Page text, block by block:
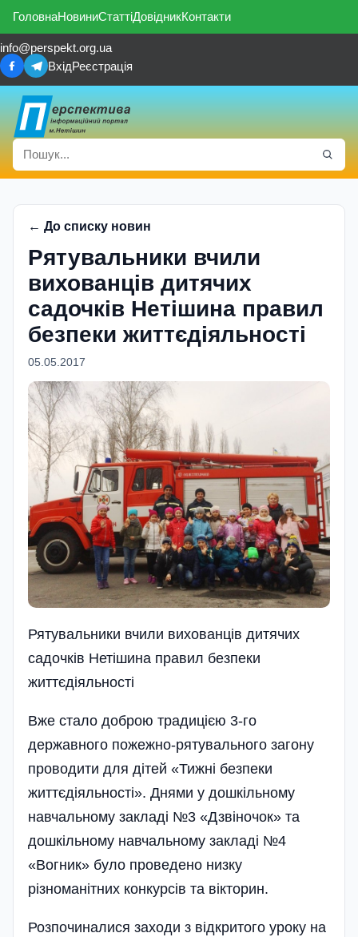
ГоловнаНовиниСтаттіДовідникКонтакти
info@perspekt.org.ua
ВхідРеєстрація
← До списку новин
Рятувальники вчили
вихованців дитячих
садочків Нетішина правил
безпеки життєдіяльності
05.05.2017
Рятувальники вчили вихованців дитячих
садочків Нетішина правил безпеки
життєдіяльності
Вже стало доброю традицією 3-го
державного пожежно-рятувального загону
проводити для дітей «Тижні безпеки
життєдіяльності». Днями у дошкільному
навчальному закладі №3 «Дзвіночок» та
дошкільному навчальному закладі №4
«Вогник» було проведено низку
різноманітних конкурсів та вікторин.
Розпочиналися заходи з відкритого уроку на